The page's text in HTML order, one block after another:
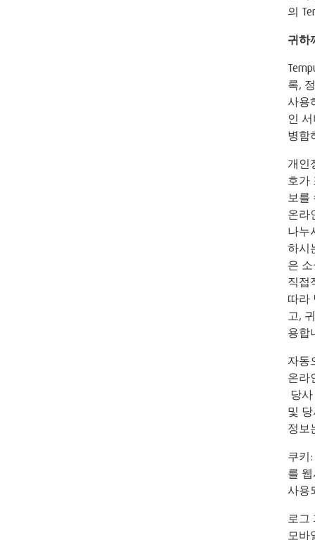
의
귀하
록,
사용
인
병함
개인
호가
보를
온라
나누
하시
은
직접
따라
고,
용합
자동
온라
당
및
정보
쿠키
를
사용
로그
모바